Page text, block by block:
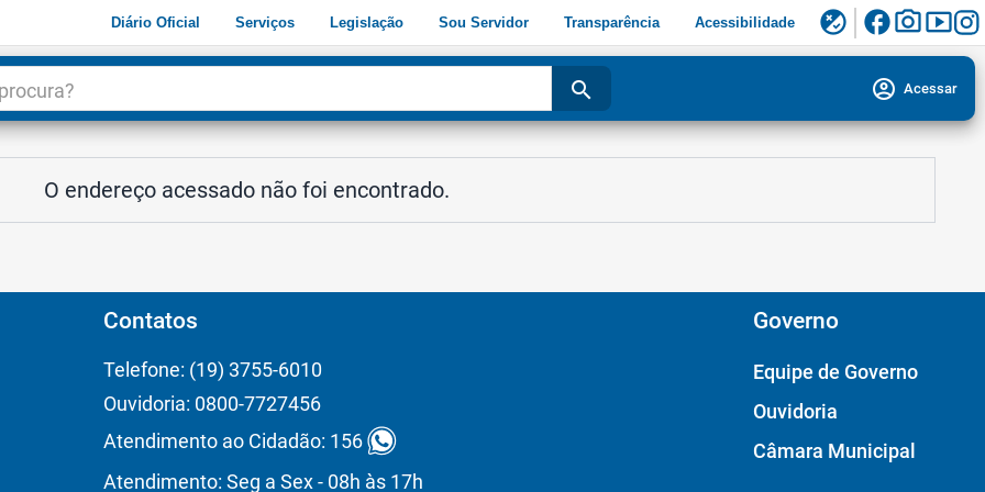
Diário Oficial Serviços Legislação Sou Servidor Transparência Acessibilidade flaky facebookphoto_camerasmart_display
search account_circle Acessar
O endereço acessado não foi encontrado.
Contatos
Telefone: (19) 3755-6010
Ouvidoria: 0800-7727456
Atendimento ao Cidadão: 156
Atendimento: Seg a Sex - 08h às 17h
Governo
Equipe de Governo
Ouvidoria
Câmara Municipal